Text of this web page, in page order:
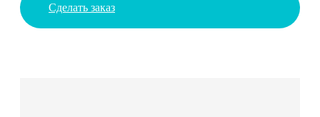
Сделать заказ